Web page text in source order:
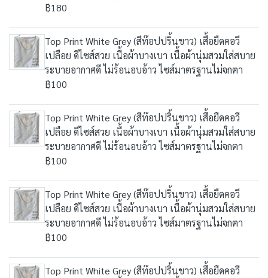
฿180
Top Print White Grey (สีท๊อปปริ้นขาว) เสื้อยืดคอวี
เปลือย ดีไซส์สวย เนื้อผ้าบางเบา เนื้อผ้านุ่มสวมใส่สบาย
ระบายอากาศดี ไม่ร้อนอบอ้าว ไซส์มาตรฐานไม่จกตา
฿100
Top Print White Grey (สีท๊อปปริ้นขาว) เสื้อยืดคอวี
เปลือย ดีไซส์สวย เนื้อผ้าบางเบา เนื้อผ้านุ่มสวมใส่สบาย
ระบายอากาศดี ไม่ร้อนอบอ้าว ไซส์มาตรฐานไม่จกตา
฿100
Top Print White Grey (สีท๊อปปริ้นขาว) เสื้อยืดคอวี
เปลือย ดีไซส์สวย เนื้อผ้าบางเบา เนื้อผ้านุ่มสวมใส่สบาย
ระบายอากาศดี ไม่ร้อนอบอ้าว ไซส์มาตรฐานไม่จกตา
฿100
Top Print White Grey (สีท๊อปปริ้นขาว) เสื้อยืดคอวี